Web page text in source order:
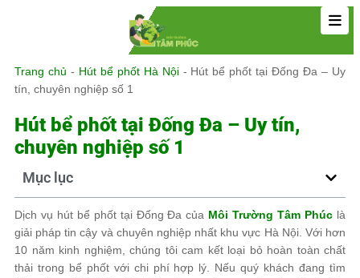
Trang chủ - Hút bể phốt Hà Nội- Hút bể phốt tại Đống Đa – Uy
tín, chuyên nghiệp số 1
Hút bể phốt tại Đống Đa – Uy tín,
chuyên nghiệp số 1
Mục lục
Dịch vụ hút bể phốt tại Đống Đa của Môi Trường Tâm Phúc là
giải pháp tin cậy và chuyên nghiệp nhất khu vực Hà Nội. Với hơn
10 năm kinh nghiệm, chúng tôi cam kết loại bỏ hoàn toàn chất
thải trong bể phốt với chi phí hợp lý. Nếu quý khách đang tìm